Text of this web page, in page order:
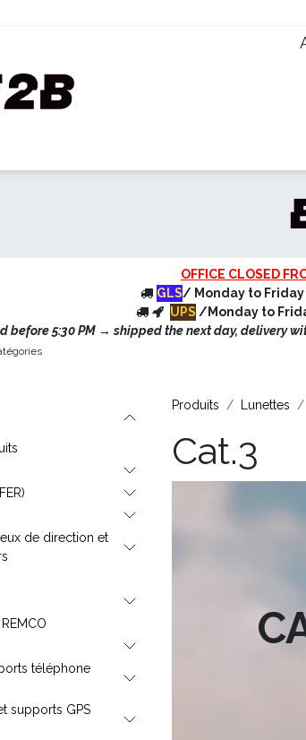
OFFICE CLOSED
GLS/ Monday to Friday
UPS /Monday to
before 5:30 PM → shipped the next day, delivery
de direction et
téléphone
supports GPS
Produits Lunettes
Cat.3